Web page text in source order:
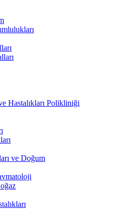
Hastalıkları Polikliniği
ve Doğum